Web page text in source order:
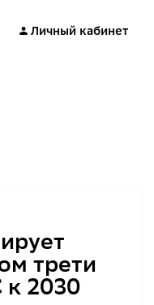
Личный кабинет
трети
2030